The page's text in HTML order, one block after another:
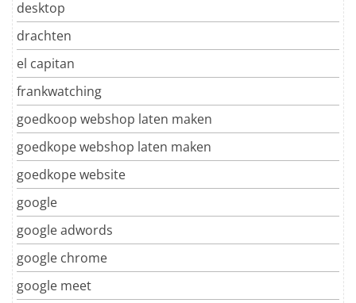
desktop
drachten
el capitan
frankwatching
goedkoop webshop laten maken
goedkope webshop laten maken
goedkope website
google
google adwords
google chrome
google meet